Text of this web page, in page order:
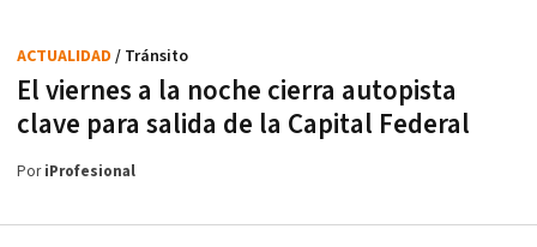
El viernes a la noche cierra autopista
clave para salida de la Capital Federal
ACTUALIDAD / Tránsito
PoriProfesional